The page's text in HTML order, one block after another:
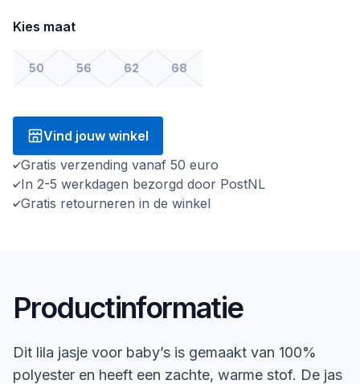
Kies maat
50 56 62 68
Vind jouw winkel
Gratis verzending vanaf 50 euro
In 2-5 werkdagen bezorgd door PostNL
Gratis retourneren in de winkel
Productinformatie
Dit lila jasje voor baby’s is gemaakt van 100%
polyester en heeft een zachte, warme stof. De jas